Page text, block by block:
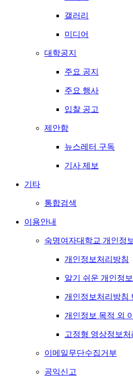
갤러리
미디어
대학공지
주요 공지
주요 행사
입찰 공고
제안함
뉴스레터 구독
기사 제보
기타
통합검색
이용안내
숙명여자대학교 개인정
개인정보처리방침
알기 쉬운 개인정
개인정보처리방침
개인정보 목적 외
고정형 영상정보처
이메일무단수집거부
공익신고